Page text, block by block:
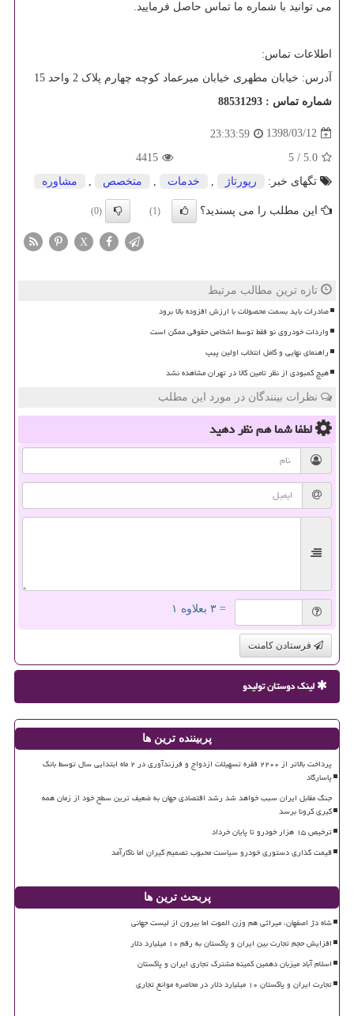
می توانید با شماره ما تماس حاصل فرمایید.
اطلاعات تماس:
آدرس: خیابان مطهری خیابان میرعماد کوچه چهارم پلاک 2 واحد 15
شماره تماس : 88531293
1398/03/12
23:33:59
5.0
/
5
4415
تگهای خبر:
رپورتاژ خدمات متخصص مشاوره
این مطلب را می پسندید؟ (1)
(0)
X
تازه ترین مطالب مرتبط
صادرات باید بسمت محصولات با ارزش افزوده بالا برود
واردات خودروی نو فقط توسط اشخاص حقوقی ممکن است
راهنمای نهایی و کامل انتخاب اولین پیپ
هیچ کمبودی از نظر تامین کالا در تهران مشاهده نشد
نظرات بینندگان در مورد این مطلب
لطفا شما همنظر دهید
= ۳ بعلاوه ۱
فرستادن کامنت
لینک دوستان تولیدو
پربیننده ترین ها
پرداخت بالاتر از ۲۲۰۰ فقره تسهیلات ازدواج و فرزندآوری در ۲ ماه ابتدایی سال توسط بانک
پاسارگاد
جنگ مقابل ایران سبب خواهد شد رشد اقتصادی جهان به ضعیف ترین سطح خود از زمان همه
گیری کرونا برسد
ترخیص ۱۵ هزار خودرو تا پایان خرداد
قیمت گذاری دستوری خودرو سیاست محبوب تصمیم گیران اما ناکارآمد
پربحث ترین ها
شاه دژ اصفهان، میراثی هم وزن الموت اما بیرون از لیست جهانی
افزایش حجم تجارت بین ایران و پاکستان به رقم ۱۰ میلیارد دلار
اسلام آباد میزبان دهمین کمیته مشترک تجاری ایران و پاکستان
تجارت ایران و پاکستان ۱۰ میلیارد دلار در محاصره موانع تجاری